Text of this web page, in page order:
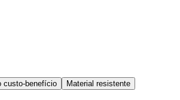
custo-benefício
Material resistente